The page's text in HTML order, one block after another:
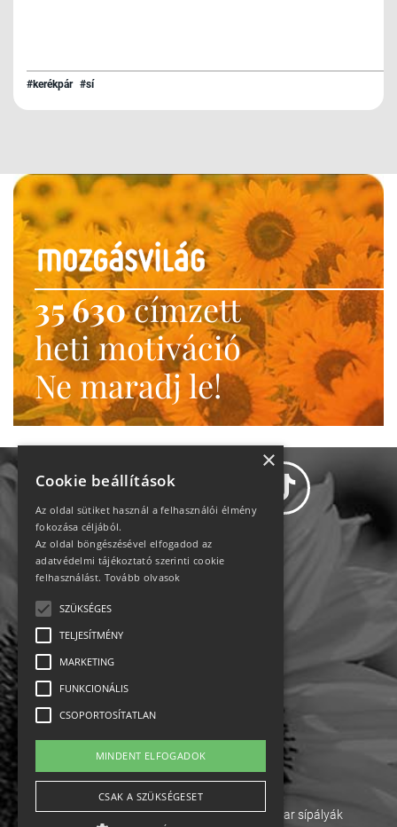
#kerékpár #sí
35 630címzett
heti motiváció
Ne maradj le!
Adatvédelem
Impresszum-kapcsolat
English
Ebike Osztrák sípályák Magyar sípályák
×
Cookie beállítások
Az oldal sütiket használ a felhasználói élmény
fokozása céljából.
Az oldal böngészésével elfogadod az
adatvédelmi tájékoztató szerinti cookie
felhasználást. Tovább olvasok
SZÜKSÉGES
TELJESÍTMÉNY
MARKETING
FUNKCIONÁLIS
CSOPORTOSÍTATLAN
MINDENT ELFOGADOK
CSAK A SZÜKSÉGESET